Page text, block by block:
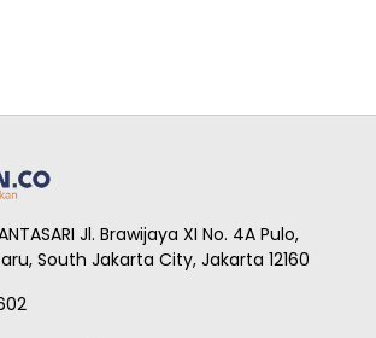
Jl. Brawijaya XI No. 4A Pulo,
South Jakarta City, Jakarta 12160